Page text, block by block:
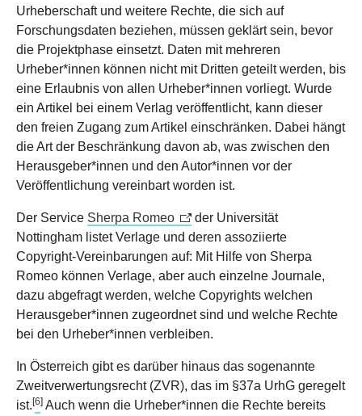
Urheberschaft und weitere Rechte, die sich auf
Forschungsdaten beziehen, müssen geklärt sein, bevor
die Projektphase einsetzt. Daten mit mehreren
Urheber*innen können nicht mit Dritten geteilt werden, bis
eine Erlaubnis von allen Urheber*innen vorliegt. Wurde
ein Artikel bei einem Verlag veröffentlicht, kann dieser
den freien Zugang zum Artikel einschränken. Dabei hängt
die Art der Beschränkung davon ab, was zwischen den
Herausgeber*innen und den Autor*innen vor der
Veröffentlichung vereinbart worden ist.
Der Service Sherpa Romeo
der Universität
Nottingham listet Verlage und deren assoziierte
Copyright-Vereinbarungen auf: Mit Hilfe von Sherpa
Romeo können Verlage, aber auch einzelne Journale,
dazu abgefragt werden, welche Copyrights welchen
Herausgeber*innen zugeordnet sind und welche Rechte
bei den Urheber*innen verbleiben.
In Österreich gibt es darüber hinaus das sogenannte
Zweitverwertungsrecht (ZVR), das im §37a UrhG geregelt
ist. [6] Auch wenn die Urheber*innen die Rechte bereits